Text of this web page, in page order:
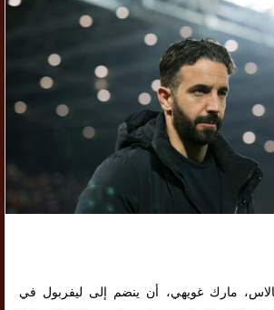
مارك غويهي، أن ينضم إلى ليفربول في